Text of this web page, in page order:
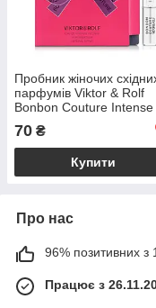
Пробник жіночих
парфумів Viktor & Rolf
Bonbon Couture Intense
1,2ml, солодкий
гурманський аромат
70 ₴
Купити
Про нас
96% позитивних з
Працює з